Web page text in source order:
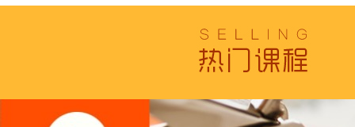
浓浓端午情，欢乐“粽
这个春天，以爱之名，